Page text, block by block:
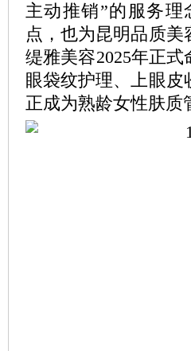
主动推销”的服务
点，也为昆明品质
缇雅美容2025年正
眼袋纹护理、上眼
正成为熟龄女性肤质